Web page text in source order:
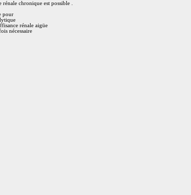
chronique est possible .
pour
rénale aigüe
nécessaire